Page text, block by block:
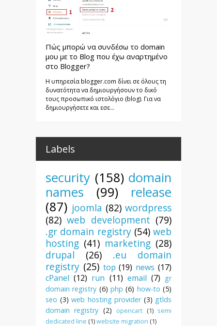
Πώς μπορώ να συνδέσω το domain
μου με το Blog που έχω αναρτημένο
στο Blogger?
Η υπηρεσία blogger.com δίνει σε όλους τη
δυνατότητα να δημιουργήσουν το δικό
τους προσωπικό ιστολόγιο (blog). Για να
δημιουργήσετε και εσε...
Labels
security (158) domain
names
(99)
release
(87) joomla (82) wordpress
(82) web development (79)
.gr domain registry (54) web
hosting (41) marketing (28)
drupal
(26)
.eu domain
registry (25) top (19) news (17)
cPanel (12) run (11) email (7) gr
domain registry (6) php (6) how-to (5)
seo (3) web hosting provider (3) gtlds
domain registry (2) opencart (1) semi
dedicated line (1)website migration (1)